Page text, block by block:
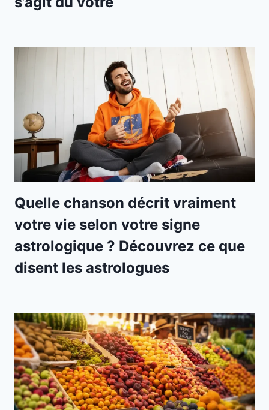
Quelle chanson décrit vraiment
votre vie selon votre signe
astrologique ? Découvrez ce que
disent les astrologues